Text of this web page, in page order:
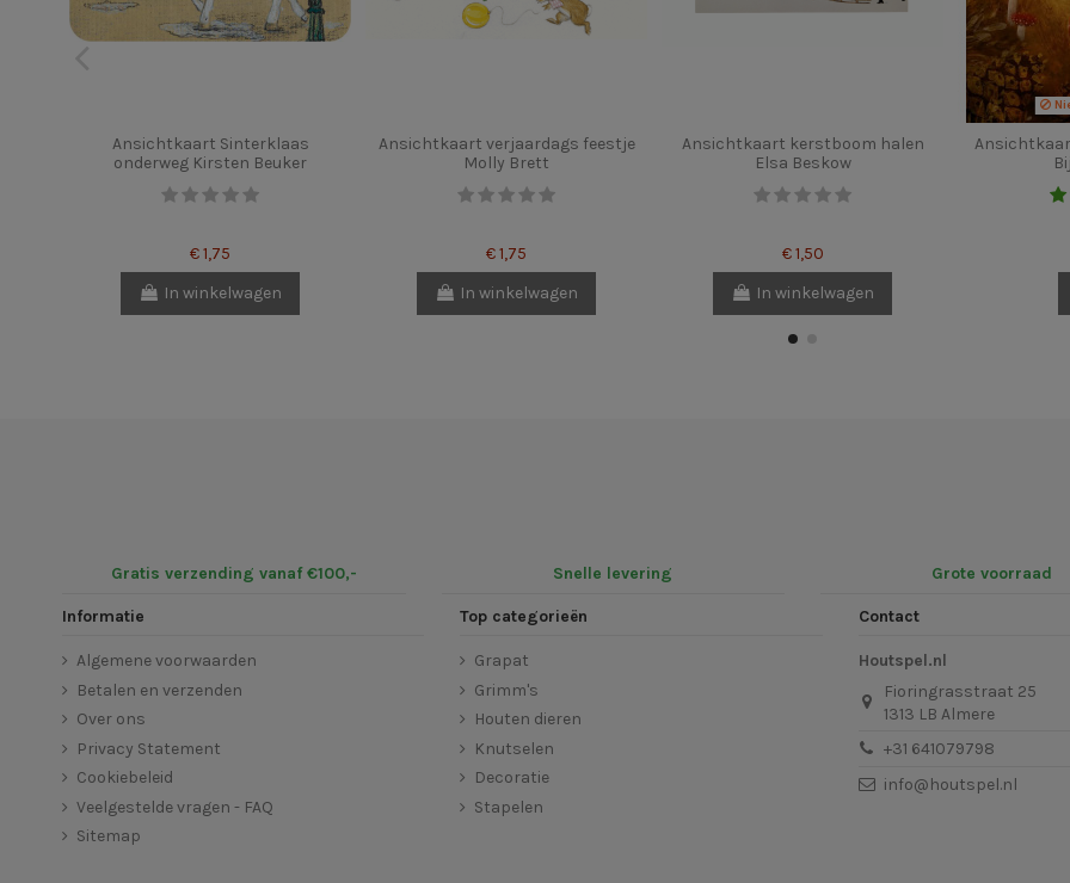
Ansichtkaart Sinterklaas
onderweg Kirsten Beuker
€ 1,75
In winkelwagen
Ansichtkaart verjaardags feestje
Molly Brett
€ 1,75
In winkelwagen
Ansichtkaart kerstboom halen
Elsa Beskow
€ 1,50
In winkelwagen
Gratis verzending vanaf €100,- Snelle levering Grote voorraad
Informatie
Algemene voorwaarden
Betalen en verzenden
Over ons
Privacy Statement
Cookiebeleid
Veelgestelde vragen - FAQ
Sitemap
Top categorieën
Grapat
Grimm's
Houten dieren
Knutselen
Decoratie
Stapelen
Contact
Houtspel.nl
Fioringrasstraat 25
1313 LB Almere
+31 641079798
info@houtspel.nl